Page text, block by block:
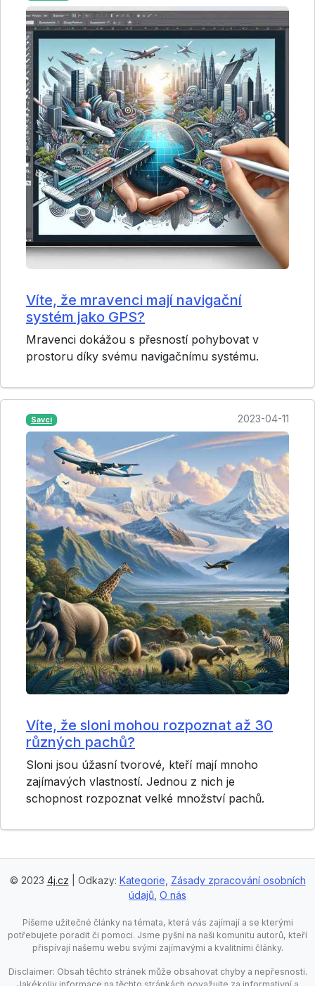
Víte, že mravenci mají navigační
systém jako GPS?
Mravenci dokážou s přesností pohybovat v
prostoru díky svému navigačnímu systému.
Savci 2023-04-11
Víte, že sloni mohou rozpoznat až 30
různých pachů?
Sloni jsou úžasní tvorové, kteří mají mnoho
zajímavých vlastností. Jednou z nich je
schopnost rozpoznat velké množství pachů.
© 2023 4j.cz | Odkazy: Kategorie, Zásady zpracování osobních
údajů, O nás
Píšeme užitečné články na témata, která vás zajímají a se kterými
potřebujete poradit či pomoci. Jsme pyšní na naši komunitu autorů, kteří
přispívají našemu webu svými zajímavými a kvalitními články.
Disclaimer: Obsah těchto stránek může obsahovat chyby a nepřesnosti.